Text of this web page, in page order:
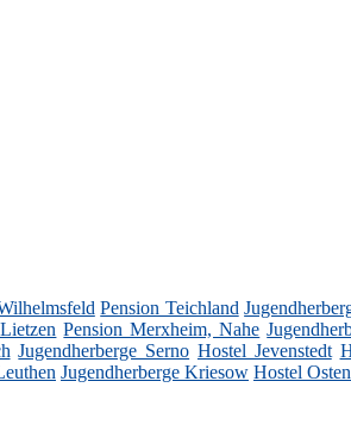
Pension Teichland
Pension Merxheim, Nahe
Jugendherberge Serno Hostel Jevenstedt
Jugendherberge Kriesow Hostel